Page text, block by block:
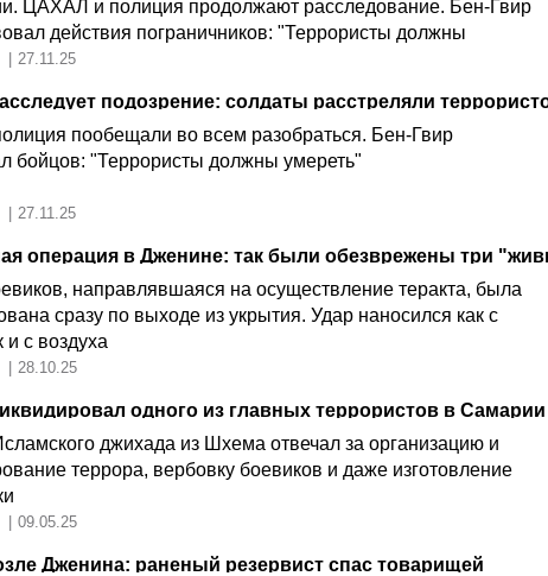
ЦАХАЛ и полиция продолжают расследование. Бен-Гвир
действия пограничников: "Террористы должны
27.11.25
пообещали во всем разобраться. Бен-Гвир
бойцов: "Террористы должны умереть"
27.11.25
направлявшаяся на осуществление теракта, была
сразу по выходе из укрытия. Удар наносился как с
и с воздуха
28.10.25
одного из главных террористов в Самарии
джихада из Шхема отвечал за организацию и
террора, вербовку боевиков и даже изготовление
09.05.25
Дженина: раненый резервист спас товарищей